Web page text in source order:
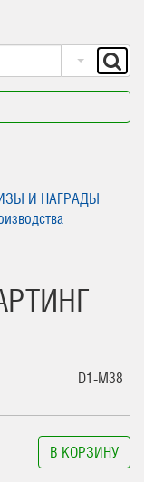
И НАГРАДЫ
D1-M38
В КОРЗИНУ